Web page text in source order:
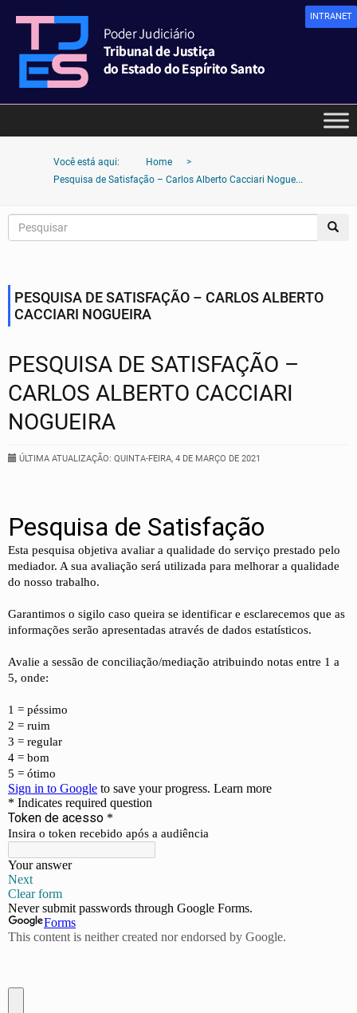
INTRANET
Você está aqui: Home
>
Pesquisa de Satisfação – Carlos Alberto Cacciari Nogue...
PESQUISA DE SATISFAÇÃO – CARLOS ALBERTO
CACCIARI NOGUEIRA
PESQUISA DE SATISFAÇÃO –
CARLOS ALBERTO CACCIARI
NOGUEIRA
ÚLTIMA ATUALIZAÇÃO: QUINTA-FEIRA, 4 DE MARÇO DE 2021